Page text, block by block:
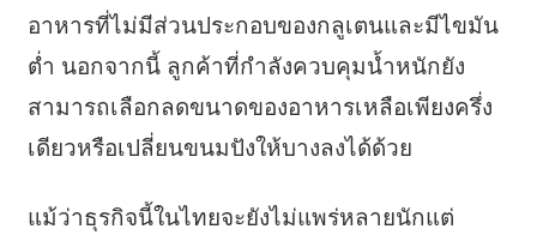
อาหารที่ไม่มีส่วนประกอบของกลูเตนและมีไขมัน
ต่ำ นอกจากนี้ ลูกค้าที่กำลังควบคุมน้ำหนักยัง
สามารถเลือกลดขนาดของอาหารเหลือเพียงครึ่ง
เดียวหรือเปลี่ยนขนมปังให้บางลงได้ด้วย
แม้ว่าธุรกิจนี้ในไทยจะยังไม่แพร่หลายนักแต่